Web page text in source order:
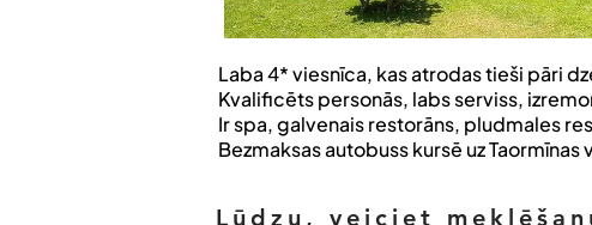
Laba 4* viesnīca, kas atrodas tieši pāri
Kvalificēts personās, labs serviss,
Ir spa, galvenais restorāns, pludmales
Bezmaksas autobuss kursē uz
Lūdzu, veiciet